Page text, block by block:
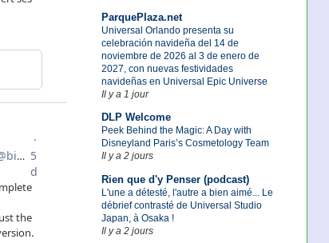
ParquePlaza.net
Universal Orlando presenta su
celebración navideña del 14 de
noviembre de 2026 al 3 de enero de
2027, con nuevas festividades
navideñas en Universal Epic Universe
Il y a 1 jour
DLP Welcome
Peek Behind the Magic: A Day with
Disneyland Paris’s Cosmetology Team
Il y a 2 jours
Rien que d'y Penser (podcast)
L'une a détesté, l'autre a bien aimé... Le
débrief contrasté de Universal Studio
Japan, à Osaka !
Il y a 2 jours